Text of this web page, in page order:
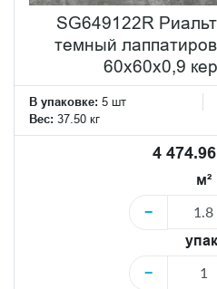
SG649122R
темный
60x60x0,9
В упаковке: 5 шт
Вес: 37.50 кг
4
м²
−
−